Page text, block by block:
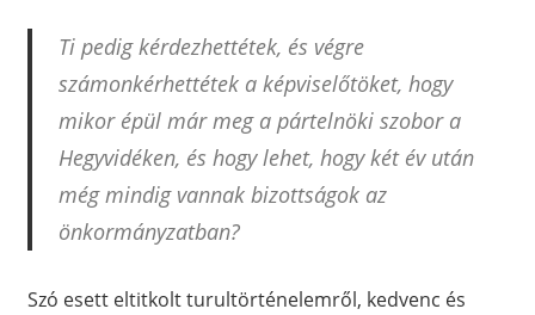
Ti pedig kérdezhettétek, és végre
számonkérhettétek a képviselőtöket, hogy
mikor épül már meg a pártelnöki szobor a
Hegyvidéken, és hogy lehet, hogy két év után
még mindig vannak bizottságok az
önkormányzatban?
Szó esett eltitkolt turultörténelemről, kedvenc és